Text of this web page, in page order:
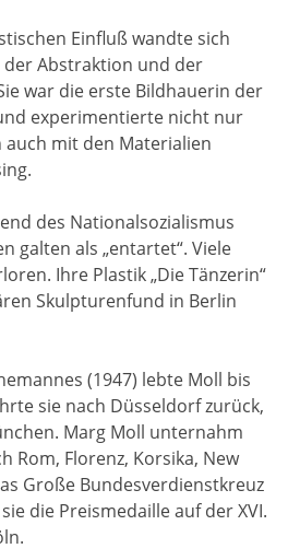
Einfluß wandte sich
Abstraktion und der
war die erste Bildhauerin der
experimentierte nicht nur
mit den Materialien
des Nationalsozialismus
galten als „entartet“. Viele
Ihre Plastik „Die Tänzerin“
Skulpturenfund in Berlin
(1947) lebte Moll bis
sie nach Düsseldorf zurück,
Marg Moll unternahm
Rom, Florenz, Korsika, New
Große Bundesverdienstkreuz
die Preismedaille auf der XVI.